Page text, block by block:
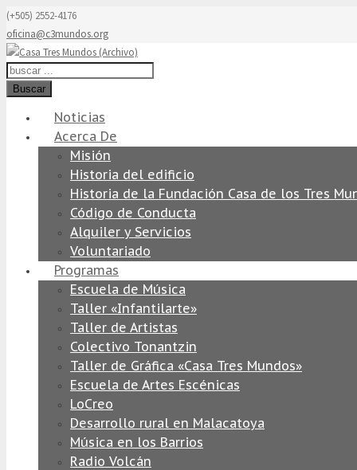
(+505) 2552-4176
oficina@c3mundos.org
Buscar
Noticias
Acerca De
Misión
Historia del edificio
Historia de la Fundación Casa de los Tres
Código de Conducta
Alquiler y Servicios
Voluntariado
Programas
Escuela de Música
Taller «Infantilarte»
Taller de Artistas
Colectivo Tonantzin
Taller de Gráfica «Casa Tres Mundos»
Escuela de Artes Escénicas
LoCreo
Desarrollo rural en Malacatoya
Música en los Barrios
Radio Volcán